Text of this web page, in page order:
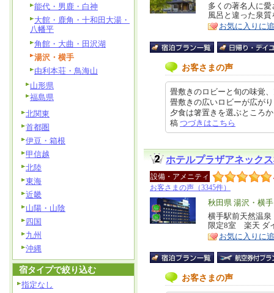
リ
ア
特
徴
多くの著名人に
風呂と違った泉
お気に入りに
お客さまの声
畳敷きのロビーと旬の味覚
畳敷きの広いロビーが広が
夕食は箸置きを選ぶところ
稿 つづきはこちら
ホテルプラザアネック
設備・アメニティ
お客さまの声（3345件）
エ
リ
ア
秋田県 湯沢・横手
特
徴
横手駅前天然温
限定8室 楽天 ダ
お気に入りに
お客さまの声
能代・男鹿・白神
大館・鹿角・十和田大湯・
八幡平
角館・大曲・田沢湖
湯沢・横手
由利本荘・鳥海山
山形県
福島県
北関東
首都圏
伊豆・箱根
甲信越
北陸
東海
近畿
山陽・山陰
四国
九州
沖縄
宿タイプで絞り込む
指定なし